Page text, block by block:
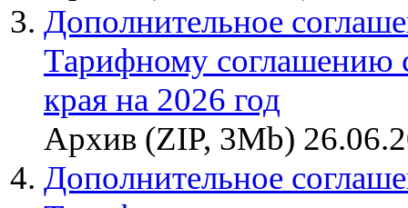
Дополнительное
Тарифному соглашению
края на 2026 год
Архив (ZIP, 3Mb)
Дополнительное